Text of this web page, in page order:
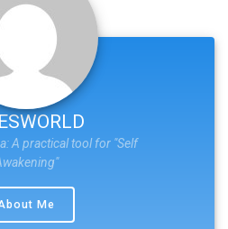
A practical tool for "Self
Me